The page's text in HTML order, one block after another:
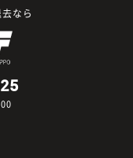
なら